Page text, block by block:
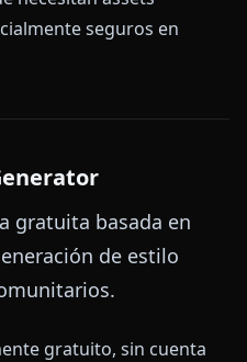
seguros en
gratuita basada en
de estilo
gratuito, sin cuenta